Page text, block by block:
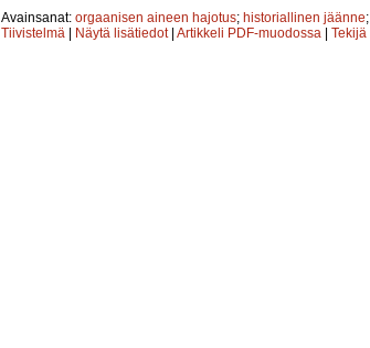
Avainsanat: orgaanisen aineen hajotus; historiallinen jäänne;
Tiivistelmä | Näytä lisätiedot | Artikkeli PDF-muodossa | Tekijä